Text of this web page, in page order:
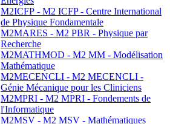
M2ICFP - M2 ICFP - Centre International
de Physique Fondamentale
M2MARES - M2 PBR - Physique par
Recherche
M2MATHMOD - M2 MM - Modélisation
Mathématique
M2MECENCLI - M2 MECENCLI -
Génie Mécanique pour les Cliniciens
M2MPRI - M2 MPRI - Fondements de
l'Informatique
M2MSV - M2 MSV - Mathématiques